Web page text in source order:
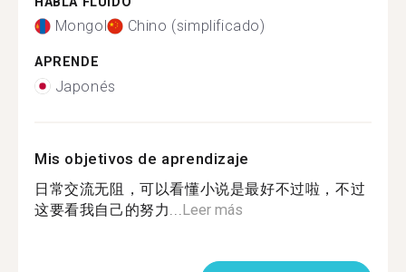
Mongol Chino (simplificado)
APRENDE
Japonés
Mis objetivos de aprendizaje
日常交流无阻，可以看懂小说是最好不过啦，不过
这要看我自己的努力... Leer más